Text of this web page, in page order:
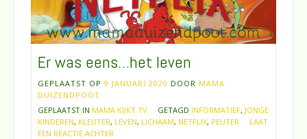
Er was eens…het leven
GEPLAATST OP 9 JANUARI 2020 DOOR MAMA
DUIZENDPOOT
GEPLAATST IN MAMA KIJKT TV GETAGD INFORMATIEF, JONGE
KINDEREN, KLEUTER, LEVEN, LICHAAM, NETFLIX, PEUTER
LAAT
EEN REACTIE ACHTER